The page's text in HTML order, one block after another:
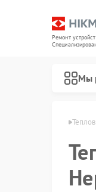
Ремонт
Мы